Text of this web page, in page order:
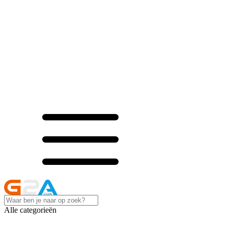
Alle categorieën